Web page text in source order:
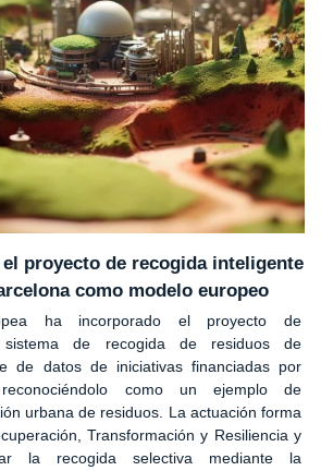
el proyecto de recogida inteligente
como modelo europeo
ha incorporado el proyecto de
sistema de recogida de residuos de
de datos de iniciativas financiadas por
como un ejemplo de
urbana de residuos. La actuación forma
Transformación y Resiliencia y
la recogida selectiva mediante la